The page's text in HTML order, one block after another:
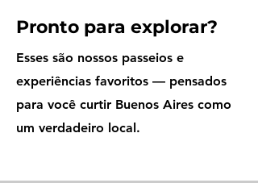
Pronto para explorar?
Esses são nossos passeios e
experiências favoritos — pensados
para você curtir Buenos Aires como
um verdadeiro local.